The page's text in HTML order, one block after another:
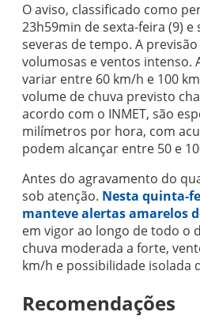
O aviso, classificado como
23h59min de sexta-feira (9) e
severas de tempo. A
volumosas e ventos intenso.
variar entre 60 km/h e 100
volume de chuva previsto
acordo com o INMET, são
milímetros por hora, com
podem alcançar entre 50 e
Antes do agravamento do
sob atenção. Nesta quinta-
manteve alertas amarelos
em vigor ao longo de todo o
chuva moderada a forte,
km/h e possibilidade isolada
Recomendações